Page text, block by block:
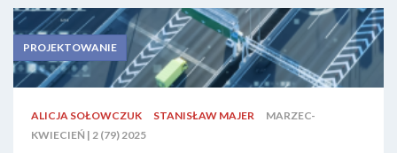
PROJEKTOWANIE
ALICJA SOŁOWCZUK STANISŁAW MAJER
MARZEC-
KWIECIEŃ | 2 (79) 2025